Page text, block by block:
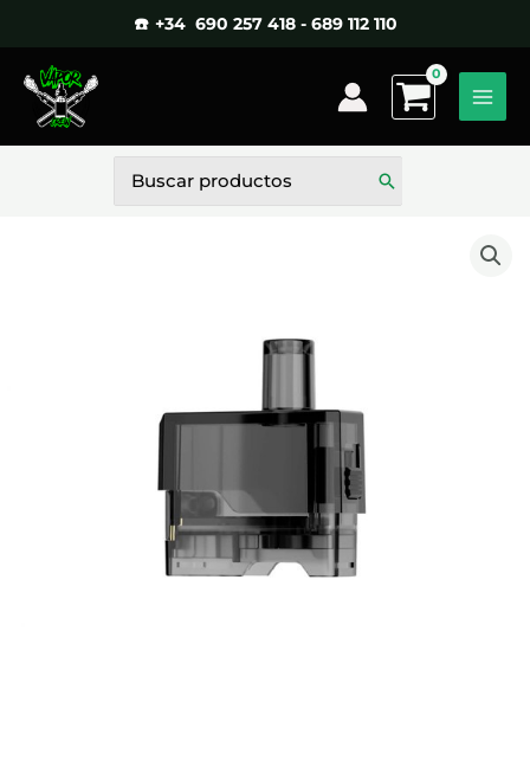
contenido
☎️ +34 690 257 418 - 689 112 110
por: